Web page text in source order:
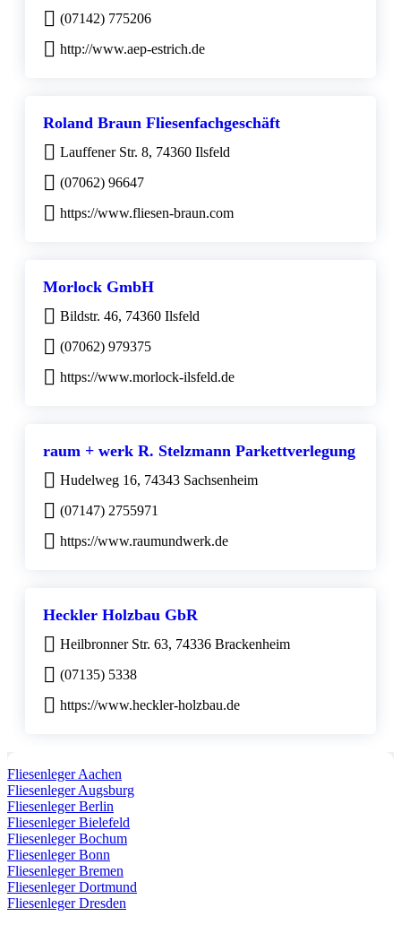
(07142) 775206
http://www.aep-estrich.de
Roland Braun Fliesenfachgeschäft
Lauffener Str. 8, 74360 Ilsfeld
(07062) 96647
https://www.fliesen-braun.com
Morlock GmbH
Bildstr. 46, 74360 Ilsfeld
(07062) 979375
https://www.morlock-ilsfeld.de
raum + werk R. Stelzmann Parkettverlegung
Hudelweg 16, 74343 Sachsenheim
(07147) 2755971
https://www.raumundwerk.de
Heckler Holzbau GbR
Heilbronner Str. 63, 74336 Brackenheim
(07135) 5338
https://www.heckler-holzbau.de
Fliesenleger Aachen
Fliesenleger Augsburg
Fliesenleger Berlin
Fliesenleger Bielefeld
Fliesenleger Bochum
Fliesenleger Bonn
Fliesenleger Bremen
Fliesenleger Dortmund
Fliesenleger Dresden